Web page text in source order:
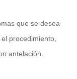
que se desea
procedimiento,
antelación.